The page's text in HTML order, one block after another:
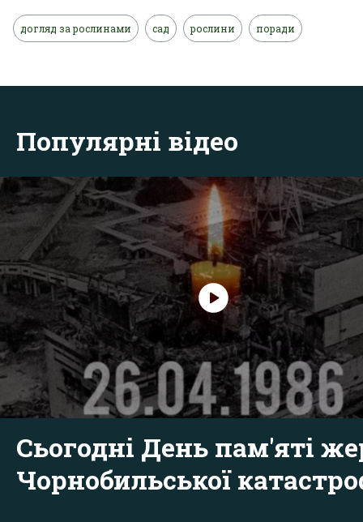
догляд за рослинами сад рослини поради
Популярні відео
Сьогодні День пам'яті
Чорнобильської